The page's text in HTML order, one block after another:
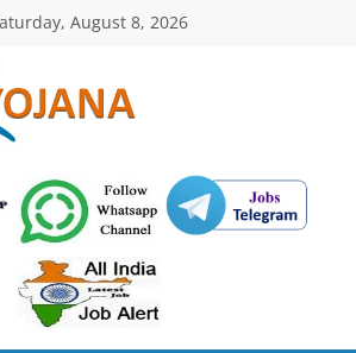
August 8, 2026